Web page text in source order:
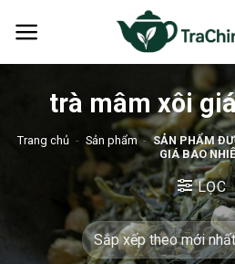
qua
trà mâm xôi
Trang chủ - Sản phẩm - SẢN PHẨM
GIÁ BAO
LỌC